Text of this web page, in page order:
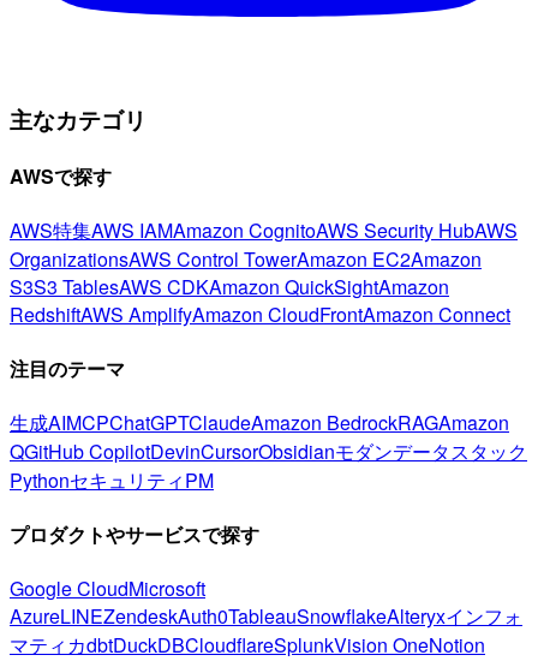
主なカテゴリ
AWSで探す
AWS特集AWS IAMAmazon CognitoAWS Security HubAWS
OrganizationsAWS Control TowerAmazon EC2Amazon
S3S3 TablesAWS CDKAmazon QuickSightAmazon
RedshiftAWS AmplifyAmazon CloudFrontAmazon Connect
注目のテーマ
生成AIMCPChatGPTClaudeAmazon BedrockRAGAmazon
QGitHub CopilotDevinCursorObsidianモダンデータスタック
PythonセキュリティPM
プロダクトやサービスで探す
Google CloudMicrosoft
AzureLINEZendeskAuth0TableauSnowflakeAlteryxインフォ
マティカdbtDuckDBCloudflareSplunkVision OneNotion